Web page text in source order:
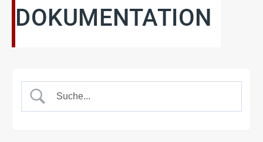
DOKUMENTATION